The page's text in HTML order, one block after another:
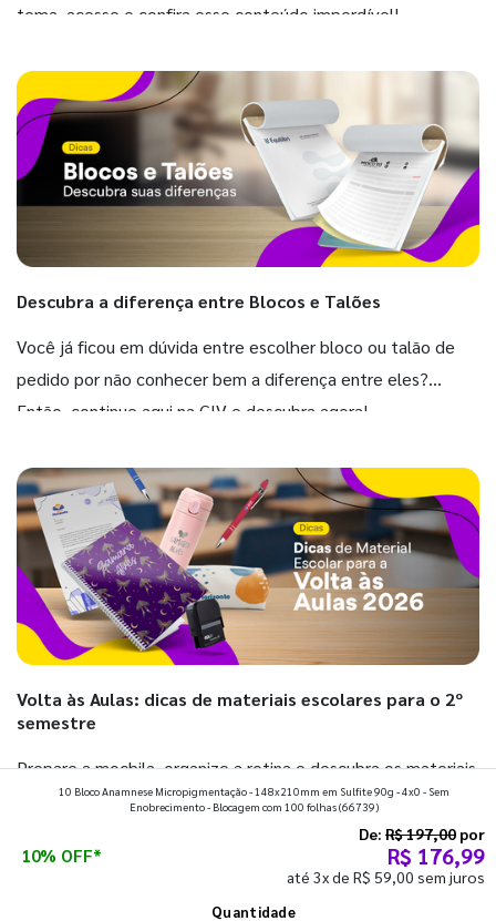
tema, acesse e confira esse conteúdo imperdível!
Descubra a diferença entre Blocos e Talões
Você já ficou em dúvida entre escolher bloco ou talão de
pedido por não conhecer bem a diferença entre eles?
Então, continue aqui na GIV e descubra agora!
Volta às Aulas: dicas de materiais escolares para o 2º
semestre
Prepare a mochila, organize a rotina e descubra os materiais
que fazem toda diferença para começar o segundo
10 Bloco Anamnese Micropigmentação - 148x210mm em Sulfite 90g - 4x0 - Sem
Enobrecimento - Blocagem com 100 folhas(66739)
10% OFF*
De: R$ 197,00 por
R$ 176,99
até 3x de R$ 59,00 sem juros
Quantidade